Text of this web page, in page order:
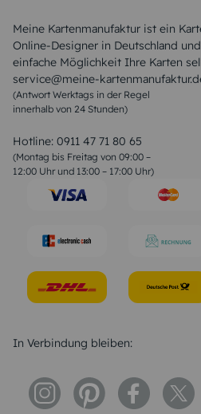
Meine Kartenmanufaktur ist ein
Online-Designer in Deutschland
einfache Möglichkeit Ihre Karten
service@meine-
(Antwort Werktags in der Regel
innerhalb von 24 Stunden)
Hotline: 0911 47 71 80 65
(Montag bis Freitag von 09:00 –
12:00 Uhr und 13:00 – 17:00 Uhr)
FAQ
Liebeskummer Sprüche
Sommer Sprüche
Muttertagssprüche
Sprüche zur Hochzeit
Sprüche zur Konfirmation & Kommunion
Weihnachtsgedichte
Liebessprüche
Geburtstagssprüche
Trauersprüche
Konfirmation Glückwünsche
In Verbindung bleiben: